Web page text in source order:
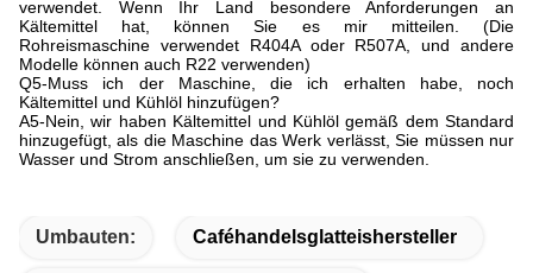
verwendet. Wenn Ihr Land besondere Anforderungen an
Kältemittel hat, können Sie es mir mitteilen. (Die
Rohreismaschine verwendet R404A oder R507A, und andere
Modelle können auch R22 verwenden)
Q5-Muss ich der Maschine, die ich erhalten habe, noch
Kältemittel und Kühlöl hinzufügen?
A5-Nein, wir haben Kältemittel und Kühlöl gemäß dem Standard
hinzugefügt, als die Maschine das Werk verlässt, Sie müssen nur
Wasser und Strom anschließen, um sie zu verwenden.
Umbauten: Caféhandelsglatteishersteller